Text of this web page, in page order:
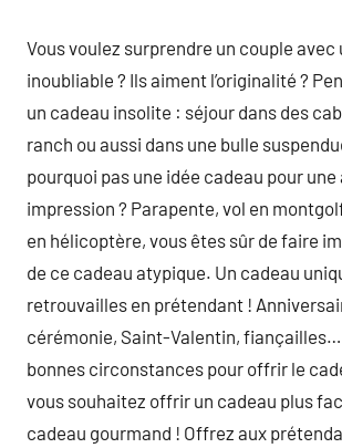
Vous voulez surprendre un couple avec
inoubliable ? Ils aiment l’originalité ?
un cadeau insolite : séjour dans des
ranch ou aussi dans une bulle
pourquoi pas une idée cadeau pour une
impression ? Parapente, vol en
en hélicoptère, vous êtes sûr de faire
de ce cadeau atypique. Un cadeau
retrouvailles en prétendant !
cérémonie, Saint-Valentin,
bonnes circonstances pour offrir le
vous souhaitez offrir un cadeau plus
cadeau gourmand ! Offrez aux